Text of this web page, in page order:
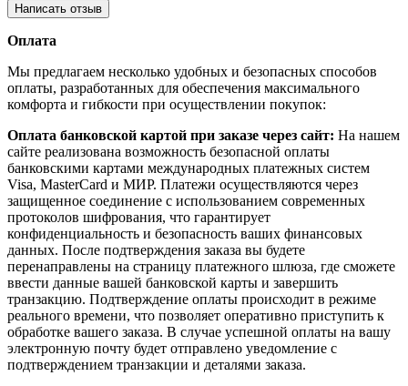
Написать отзыв
Оплата
Мы предлагаем несколько удобных и безопасных способов
оплаты, разработанных для обеспечения максимального
комфорта и гибкости при осуществлении покупок:
Оплата банковской картой при заказе через сайт: На нашем
сайте реализована возможность безопасной оплаты
банковскими картами международных платежных систем
Visa, MasterCard и МИР. Платежи осуществляются через
защищенное соединение с использованием современных
протоколов шифрования, что гарантирует
конфиденциальность и безопасность ваших финансовых
данных. После подтверждения заказа вы будете
перенаправлены на страницу платежного шлюза, где сможете
ввести данные вашей банковской карты и завершить
транзакцию. Подтверждение оплаты происходит в режиме
реального времени, что позволяет оперативно приступить к
обработке вашего заказа. В случае успешной оплаты на вашу
электронную почту будет отправлено уведомление с
подтверждением транзакции и деталями заказа.